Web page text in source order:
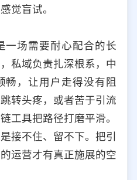
觉盲试。
一场需要耐心配合的长
私域负责扎深根系，中
畅，让用户走得没有阻
转头疼，或者苦于引流
工具把路径打磨平滑。
接不住、留不下。把引
运营才有真正施展的空